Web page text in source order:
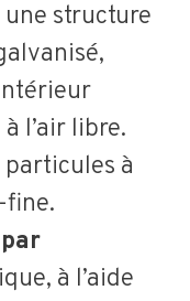
structure
l’air libre.
à
à l’aide